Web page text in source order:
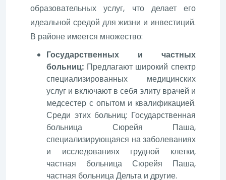
образовательных услуг, что делает его
идеальной средой для жизни и инвестиций.
В районе имеется множество:
Государственных и частных
больниц: Предлагают широкий спектр
специализированных медицинских
услуг и включают в себя элиту врачей и
медсестер с опытом и квалификацией.
Среди этих больниц: Государственная
больница Сюрейя Паша,
специализирующаяся на заболеваниях
и исследованиях грудной клетки,
частная больница Сюрейя Паша,
частная больница Дельта и другие.